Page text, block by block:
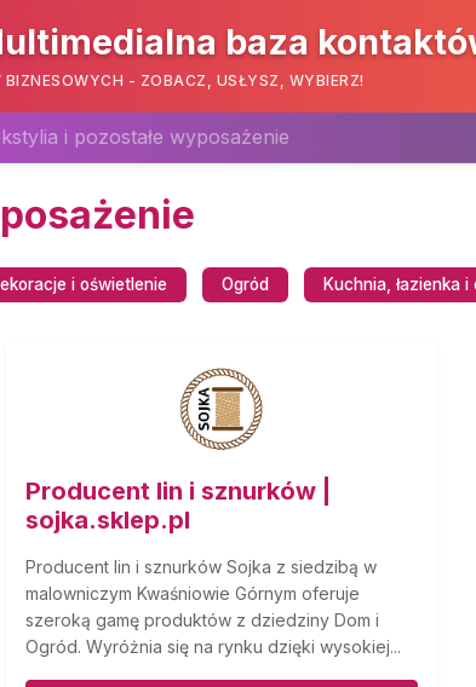
baza
- ZOBACZ, USŁYSZ, WYBIERZ!
i pozostałe wyposażenie
i oświetlenie Ogród Kuchnia, łazienka i
Producent lin i sznurków |
sojka.sklep.pl
Producent lin i sznurków Sojka z siedzibą w
malowniczym Kwaśniowie Górnym oferuje
szeroką gamę produktów z dziedziny Dom i
Ogród. Wyróżnia się na rynku dzięki wysokiej...